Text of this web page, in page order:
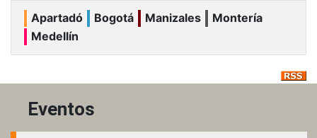
Apartadó Bogotá Manizales
Montería
Medellín
Eventos